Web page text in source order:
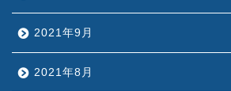
2021年9月
2021年8月